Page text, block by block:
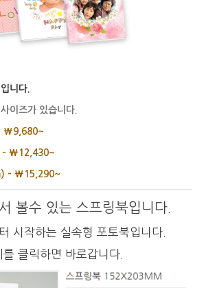
니다.
이즈가 있습니다.
₩9,680~
– ₩12,430~
– ₩15,290~
볼수 있는 스프링북입니다.
시작하는 실속형 포토북입니다.
를 클릭하면 바로갑니다.